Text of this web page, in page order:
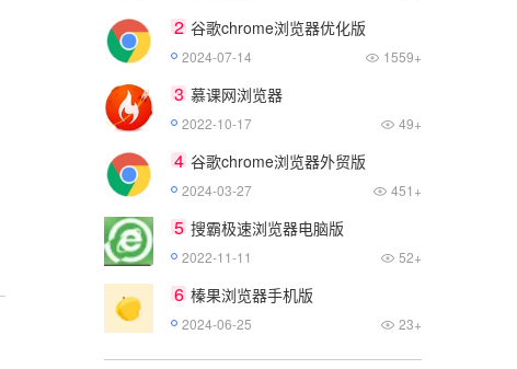
2 谷歌chrome浏览器优化版
2024-07-14 1559+
3 慕课网浏览器
2022-10-17 49+
4 谷歌chrome浏览器外贸版
2024-03-27 451+
5 搜霸极速浏览器电脑版
2022-11-11 52+
6 榛果浏览器手机版
2024-06-25 23+